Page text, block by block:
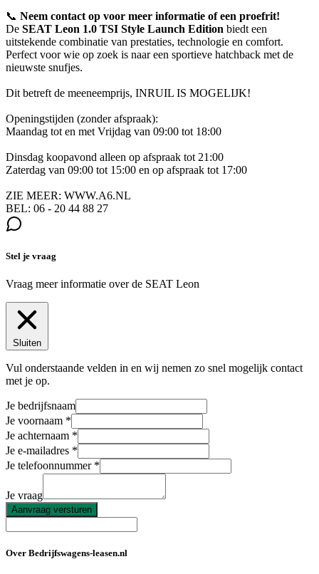
📞 Neem contact op voor meer informatie of een proefrit!
De SEAT Leon 1.0 TSI Style Launch Edition biedt een
uitstekende combinatie van prestaties, technologie en comfort.
Perfect voor wie op zoek is naar een sportieve hatchback met de
nieuwste snufjes.
Dit betreft de meeneemprijs, INRUIL IS MOGELIJK!
Openingstijden (zonder afspraak):
Maandag tot en met Vrijdag van 09:00 tot 18:00
Dinsdag koopavond alleen op afspraak tot 21:00
Zaterdag van 09:00 tot 15:00 en op afspraak tot 17:00
ZIE MEER: WWW.A6.NL
BEL: 06 - 20 44 88 27
Stel je vraag
Vraag meer informatie over de SEAT Leon
Sluiten
Vul onderstaande velden in en wij nemen zo snel mogelijk contact
met je op.
Je bedrijfsnaam
Je voornaam
Je achternaam
Je e-mailadres
Je telefoonnummer
Je vraag
Aanvraag versturen
Over Bedrijfswagens-leasen.nl